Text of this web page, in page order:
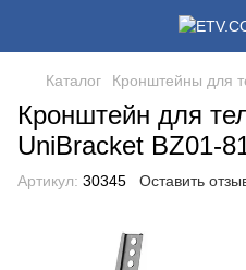
Каталог Кронштейны для
Кронштейн для
UniBracket BZ01-
Артикул: 30345 Оставить